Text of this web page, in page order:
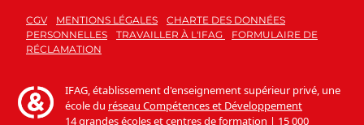
CGV MENTIONS LÉGALES
CHARTE DES DONNÉES
PERSONNELLES
TRAVAILLER À L'IFAG
FORMULAIRE DE
RÉCLAMATION